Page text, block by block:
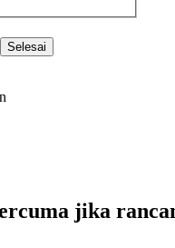
Selesai
jika